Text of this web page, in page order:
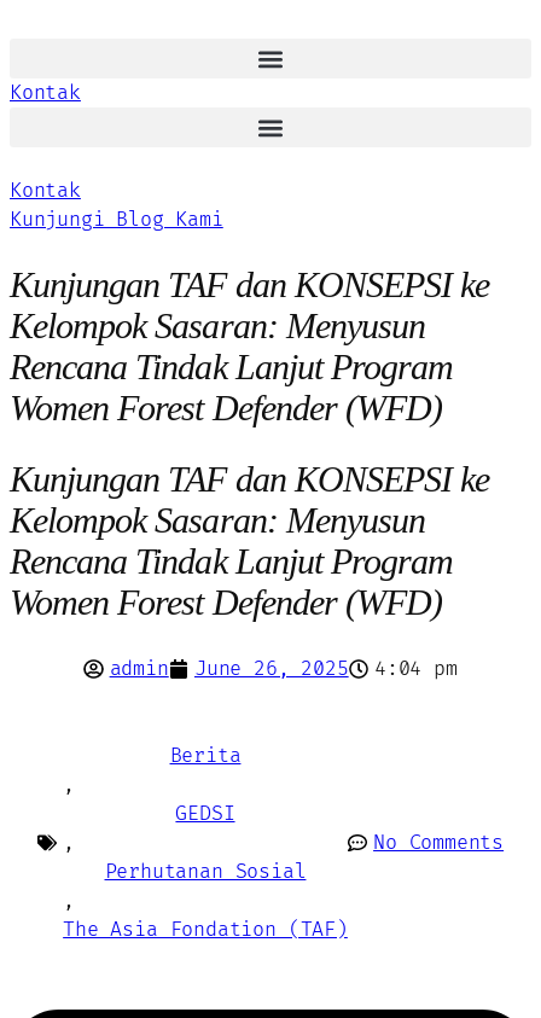
Kontak
Kontak
Kunjungi Blog Kami
Kunjungan TAF dan KONSEPSI ke
Kelompok Sasaran: Menyusun
Rencana Tindak Lanjut Program
Women Forest Defender (WFD)
Kunjungan TAF dan KONSEPSI ke
Kelompok Sasaran: Menyusun
Rencana Tindak Lanjut Program
Women Forest Defender (WFD)
admin June 26, 2025 4:04 pm
Berita
,
GEDSI
,
Perhutanan Sosial
,
The Asia Fondation (TAF)
No Comments